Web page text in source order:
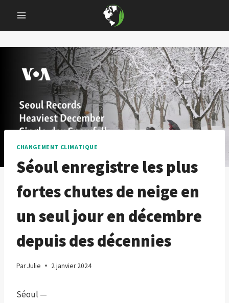
content
CHANGEMENT CLIMATIQUE
Séoul enregistre les plus
fortes chutes de neige en
un seul jour en décembre
depuis des décennies
ParJulie 2 janvier 2024
Séoul —